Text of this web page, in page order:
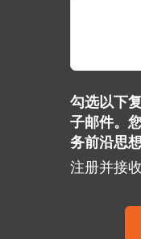
勾选以下
子邮件。
务前沿思
注册并接